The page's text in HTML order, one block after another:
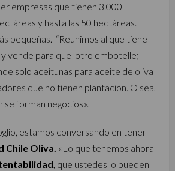
empresas que tienen 3.000
y hasta las 50 hectáreas.
pequeñas. “Reunimos al que tiene
y vende para que otro embotelle;
solo aceitunas para aceite de oliva
que no tienen plantación. O sea,
forman negocios».
estamos conversando en tener
Chile Oliva. «Lo que tenemos ahora
, que ustedes lo pueden